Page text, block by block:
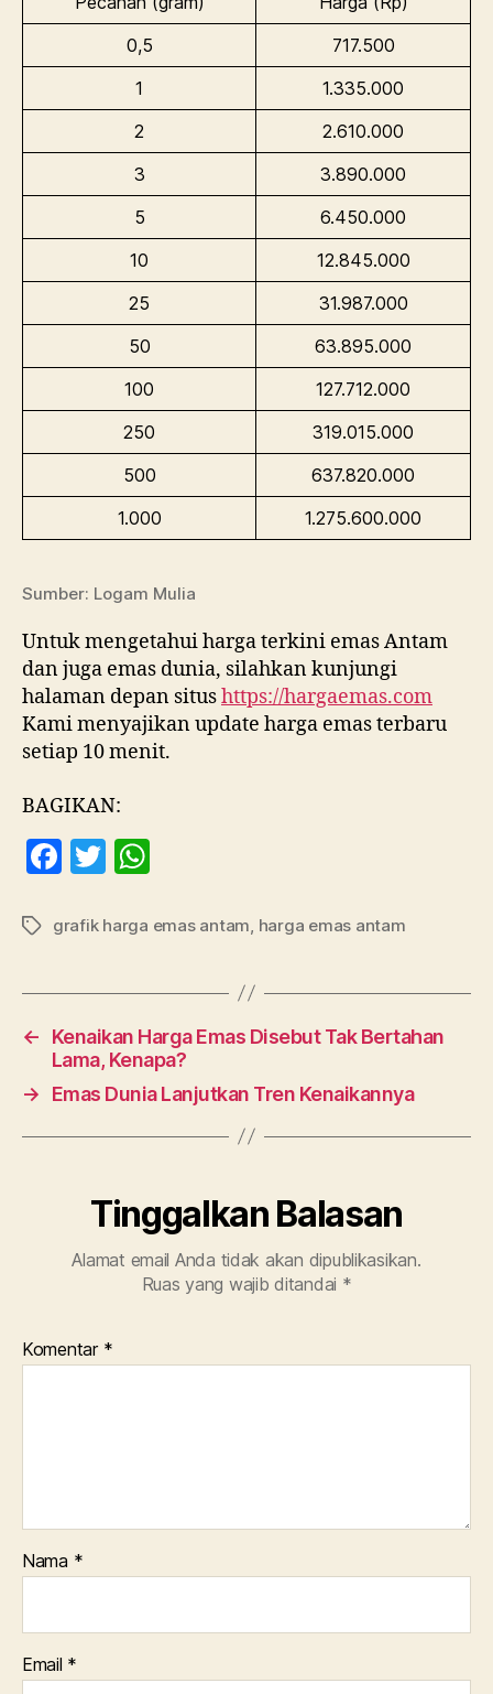
0,5
717.500
1
1.335.000
2
2.610.000
3
3.890.000
5
6.450.000
10
12.845.000
25
31.987.000
50
63.895.000
100
127.712.000
250
319.015.000
500
637.820.000
1.000
1.275.600.000
Sumber: Logam Mulia
Untuk mengetahui harga terkini emas Antam
dan juga emas dunia, silahkan kunjungi
halaman depan situshttps://hargaemas.com
Kami menyajikan update harga emas terbaru
setiap 10 menit.
BAGIKAN:
F
c
b
o
o
k
T
itt at
A
p
p
Tag grafik harga emas antam harga emas antam
←
Kenaikan Harga Emas Disebut Tak Bertahan
Lama, Kenapa?
→
Emas Dunia Lanjutkan Tren Kenaikannya
Tinggalkan Balasan
Alamat email Anda tidak akan dipublikasikan.
Ruas yang wajib ditandai *
Komentar *
Nama *
Email *